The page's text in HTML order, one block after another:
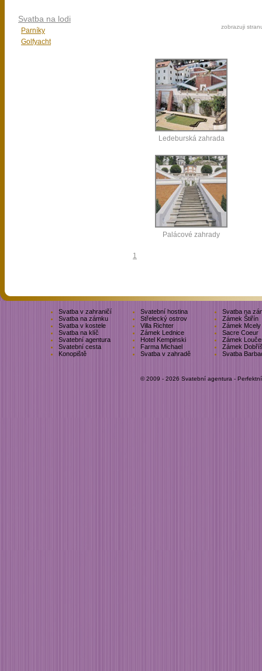
zobrazuji
Ledeburská zahrada
Palácové zahrady
1
Svatba na lodi
Parníky
Golfyacht
Svatba v zahraničí Svatební hostina
Svatba na
Svatba na zámku
Střelecký ostrov
Zámek Štiřín
Svatba v kostele
Villa Richter
Zámek Mcely
Svatba na klíč
Zámek Lednice
Sacre Coeur
Svatební agentura
Hotel Kempinski
Zámek
Svatební cesta
Farma Michael
Zámek
Konopiště
Svatba v zahradě Svatba
© 2009 - 2026 Svatební agentura -